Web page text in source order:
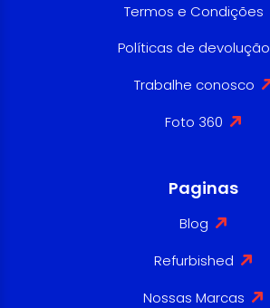
Termos e Condições
Políticas de devolução
Trabalhe conosco
Foto 360
Paginas
Blog
Refurbished
Nossas Marcas